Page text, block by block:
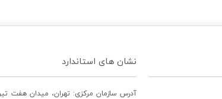
نشان های استاندارد
آدرس سازمان مرکزی: تهران، ميدان هفت